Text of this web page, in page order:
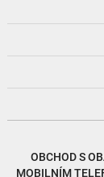
OBCHOD S
MOBILNÍM